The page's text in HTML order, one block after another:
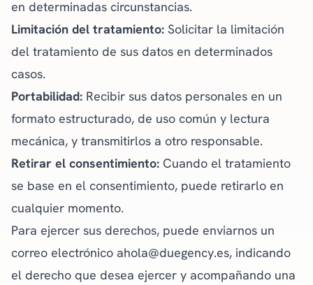
en determinadas circunstancias.
Limitación del tratamiento: Solicitar la limitación
del tratamiento de sus datos en determinados
casos.
Portabilidad: Recibir sus datos personales en un
formato estructurado, de uso común y lectura
mecánica, y transmitirlos a otro responsable.
Retirar el consentimiento: Cuando el tratamiento
se base en el consentimiento, puede retirarlo en
cualquier momento.
Para ejercer sus derechos, puede enviarnos un
correo electrónico ahola@duegency.es, indicando
el derecho que desea ejercer y acompañando una